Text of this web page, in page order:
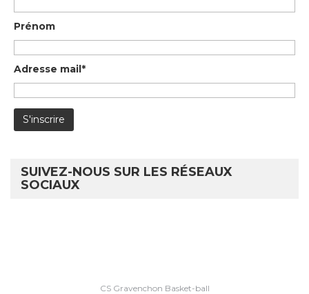
Prénom
Adresse mail*
SUIVEZ-NOUS SUR LES RÉSEAUX
SOCIAUX
CS Gravenchon Basket-ball